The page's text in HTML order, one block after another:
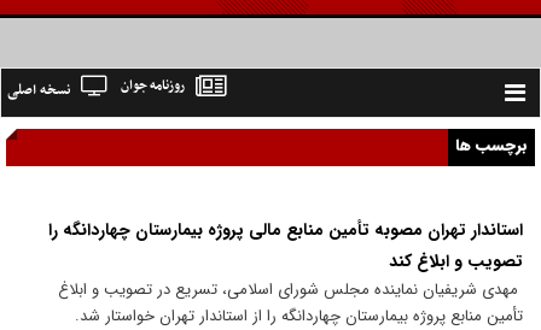
Toggle
navigation
نسخه اصلی روزنامه جوان
برچسب ها
استاندار تهران مصوبه تأمین منابع مالی پروژه بیمارستان چهاردانگه را
تصویب و ابلاغ کند
مهدی شریفیان نماینده مجلس شورای اسلامی، تسریع در تصویب و ابلاغ
تأمین منابع پروژه بیمارستان چهاردانگه را از استاندار تهران خواستار شد.